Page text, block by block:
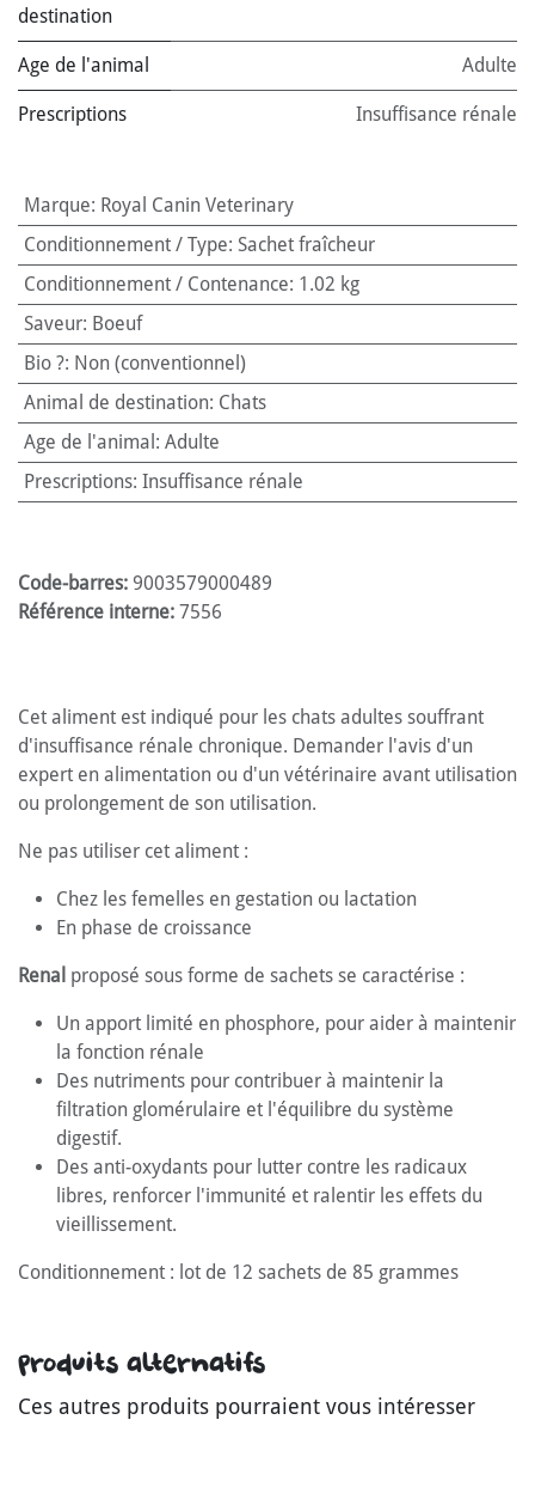
destination
Age de l'animal Adulte
Prescriptions Insuffisance rénale
Marque: Royal Canin Veterinary
Conditionnement / Type: Sachet fraîcheur
Conditionnement / Contenance: 1.02 kg
Saveur: Boeuf
Bio ?: Non (conventionnel)
Animal de destination: Chats
Age de l'animal : Adulte
Prescriptions: Insuffisance rénale
Code-barres: 9003579000489
Référence interne: 7556
Cet aliment est indiqué pour les chats adultes souffrant
d'insuffisance rénale chronique. Demander l'avis d'un
expert en alimentation ou d'un vétérinaire avant utilisation
ou prolongement de son utilisation.
Ne pas utiliser cet aliment :
Chez les femelles en gestation ou lactation
En phase de croissance
Renal proposé sous forme de sachets se caractérise :
Un apport limité en phosphore, pour aider à maintenir
la fonction rénale
Des nutriments pour contribuer à maintenir la
filtration glomérulaire et l'équilibre du système
digestif.
Des anti-oxydants pour lutter contre les radicaux
libres, renforcer l'immunité et ralentir les effets du
vieillissement.
Conditionnement : lot de 12 sachets de 85 grammes
Produits alternatifs
Ces autres produits pourraient vous intéresser